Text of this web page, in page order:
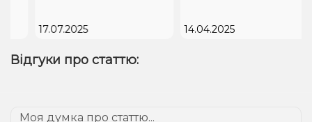
17.07.2025 14.04.2025
Відгуки про статтю: